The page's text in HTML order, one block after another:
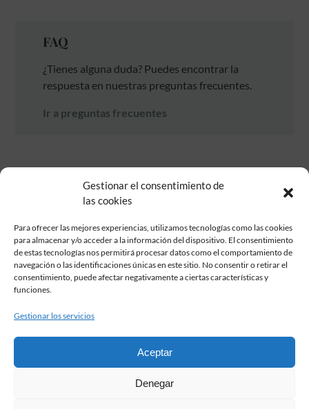
Gestionar el consentimiento de
las cookies
Para ofrecer las mejores experiencias, utilizamos tecnologías como las cookies
para almacenar y/o acceder a la información del dispositivo. El consentimiento
de estas tecnologías nos permitirá procesar datos como el comportamiento de
navegación o las identificaciones únicas en este sitio. No consentir o retirar el
consentimiento, puede afectar negativamente a ciertas características y
funciones.
Gestionar los servicios
Aceptar
Denegar
FAQ
¿Tienes alguna duda? Puedes encontrar la
respuesta en nuestras preguntas frecuentes.
Ir a preguntas frecuentes
Fundación Pastor de Estudios Clásicos
Calle Serrano, 107. Madrid, 28006.
915617236
2026 Todos los derechos reservados © Fundación Pastor. Sitio web
Condiciones de contratación